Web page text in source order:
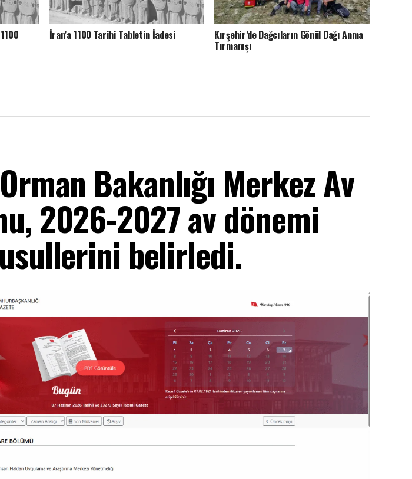
İran’a 1100 Tarihi Tabletin İadesi Kırşehir’de Dağcıların Gönül Dağı Anma
Tırmanışı
Bakanlığı Merkez Av
2026-2027 av dönemi
belirledi.